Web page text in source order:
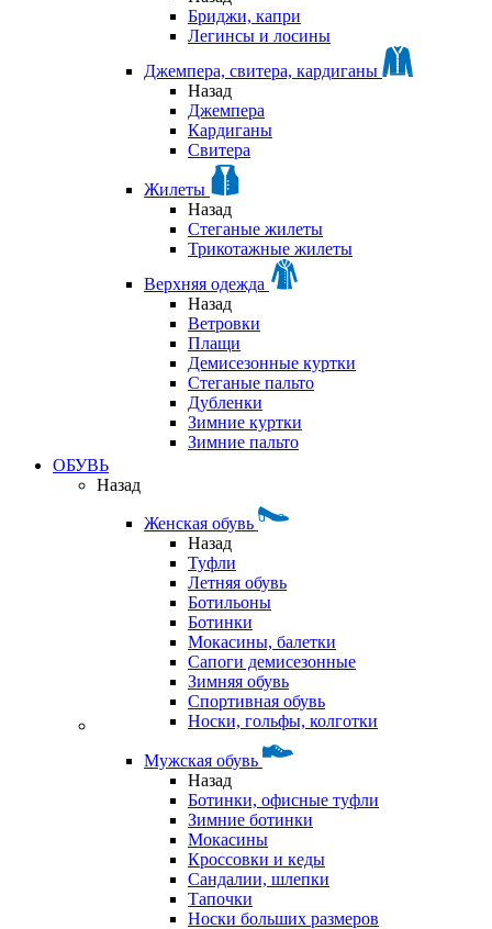
Бриджи, капри
Легинсы и лосины
Джемпера, свитера, кардиганы
Назад
Джемпера
Кардиганы
Свитера
Жилеты
Назад
Стеганые жилеты
Трикотажные жилеты
Верхняя одежда
Назад
Ветровки
Плащи
Демисезонные куртки
Стеганые пальто
Дубленки
Зимние куртки
Зимние пальто
ОБУВЬ
Назад
Женская обувь
Назад
Туфли
Летняя обувь
Ботильоны
Ботинки
Мокасины, балетки
Сапоги демисезонные
Зимняя обувь
Спортивная обувь
Носки, гольфы, колготки
Мужская обувь
Назад
Ботинки, офисные туфли
Зимние ботинки
Мокасины
Кроссовки и кеды
Сандалии, шлепки
Тапочки
Носки больших размеров